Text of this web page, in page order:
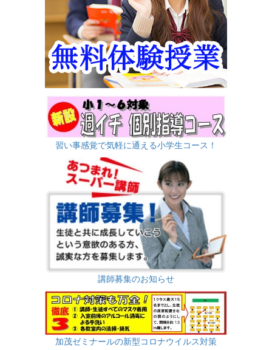
習い事感覚で気軽に通える小学生コース！
講師募集のお知らせ
加茂ゼミナールの新型コロナウイルス対策